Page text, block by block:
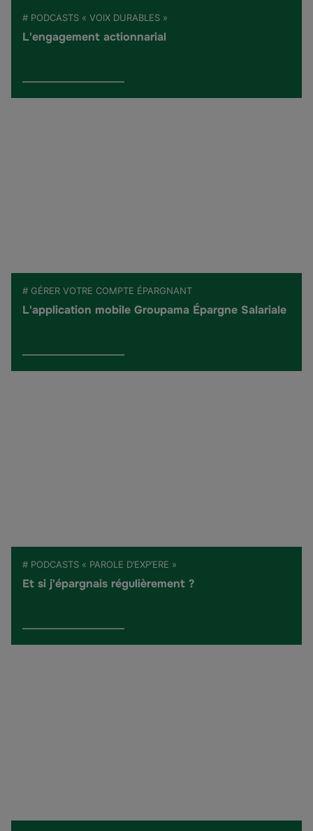
# PODCASTS « VOIX DURABLES »
L'engagement actionnarial
# GÉRER VOTRE COMPTE ÉPARGNANT
L'application mobile Groupama Épargne Salariale
# PODCASTS « PAROLE D’EXP’ERE »
Et si j'épargnais régulièrement ?